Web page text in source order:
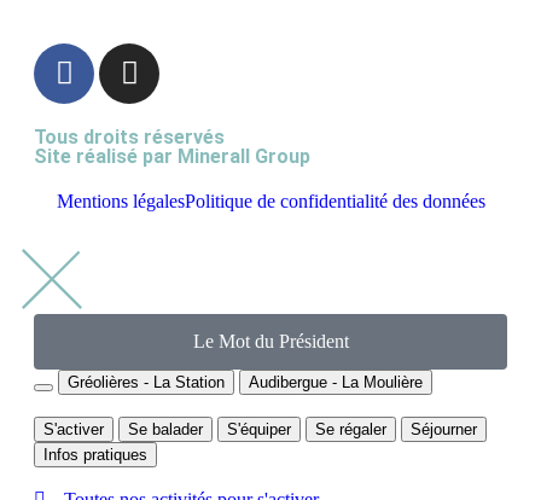
Tous droits réservés
Site réalisé par Minerall Group
Mentions légalesPolitique de confidentialité des données
Le Mot du Président
Gréolières - La Station Audibergue - La Moulière
S'activer Se balader S'équiper Se régaler
Séjourner
Infos pratiques